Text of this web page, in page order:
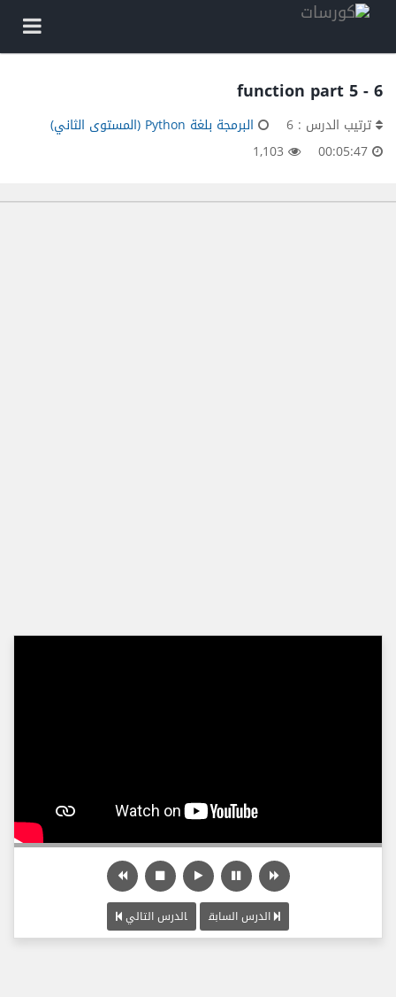
6 - function part 5
ترتيب الدرس : 6
البرمجة بلغة Python (المستوى الثاني)
الدرس السابق الدرس التالي